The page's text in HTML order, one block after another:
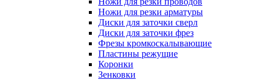
Ножи для резки арматуры
Диски для заточки сверл
Диски для заточки фрез
Фрезы кромкоскалывающие
Пластины режущие
Коронки
Зенковки